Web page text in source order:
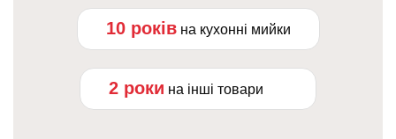
10 років на кухонні мийки
2 роки на інші товари